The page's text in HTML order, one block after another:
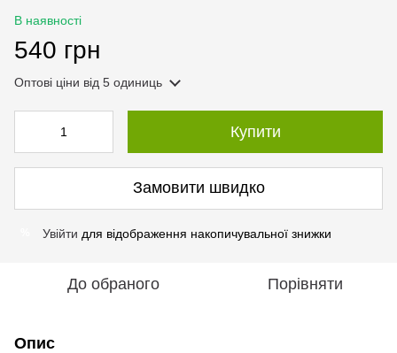
В наявності
540 грн
Оптові ціни від 5 одиниць
Купити
Замовити швидко
Увійти для відображення накопичувальної знижки
До обраного Порівняти
Опис